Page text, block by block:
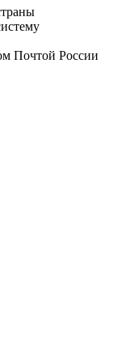
Почтой России